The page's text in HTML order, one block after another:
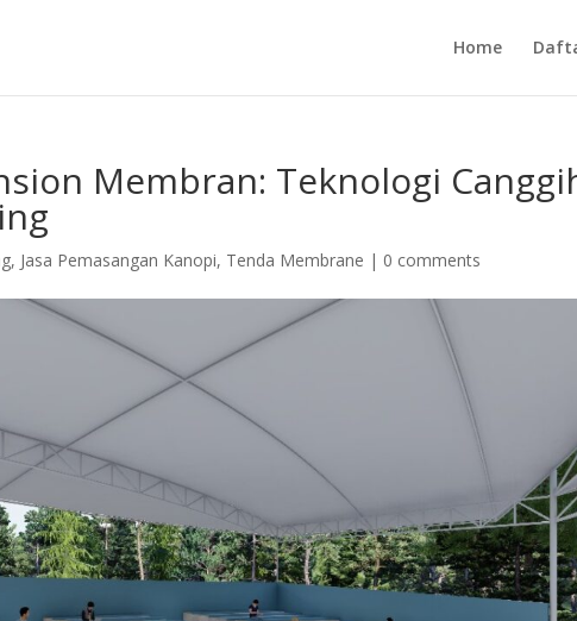
Home
Membran: Teknologi
, Jasa Pemasangan Kanopi, Tenda Membrane | 0 comments